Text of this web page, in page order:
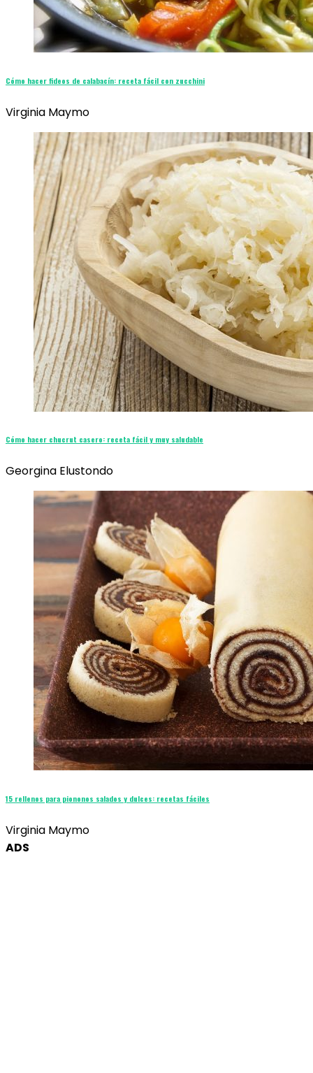
Cómo hacer fideos de calabacín: receta fácil con zucchini
Virginia Maymo
Cómo hacer chucrut casero: receta fácil y muy saludable
Georgina Elustondo
15 rellenos para piononos salados y dulces: recetas fáciles
Virginia Maymo
ADS